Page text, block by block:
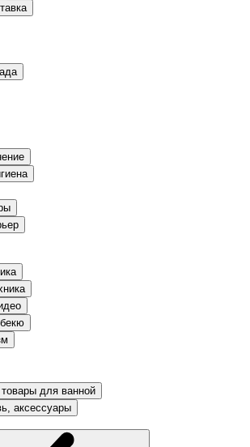
для ванной
аксессуары